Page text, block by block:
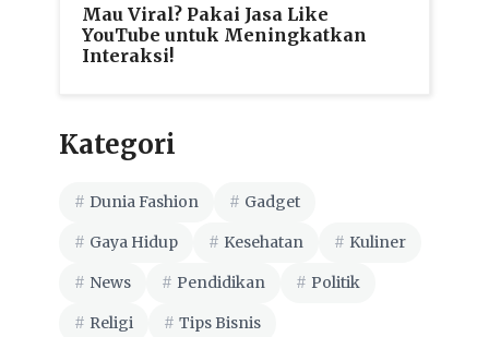
Mau Viral? Pakai Jasa Like
YouTube untuk Meningkatkan
Interaksi!
Kategori
Dunia Fashion Gadget
Gaya Hidup Kesehatan Kuliner
News Pendidikan Politik
Religi Tips Bisnis